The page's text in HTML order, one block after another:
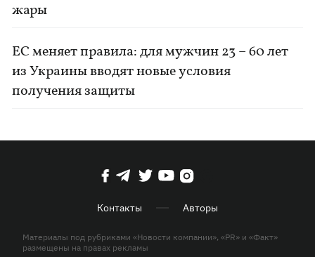
жары
ЕС меняет правила: для мужчин 23 – 60 лет
из Украины вводят новые условия
получения защиты
Контакты Авторы
Материалы под рубриками «Новости компании», «PR» и «Факт»
размещены на правах рекламы